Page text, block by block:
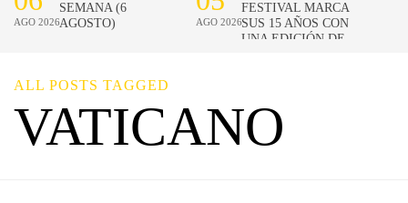
ALL POSTS TAGGED
VATICANO